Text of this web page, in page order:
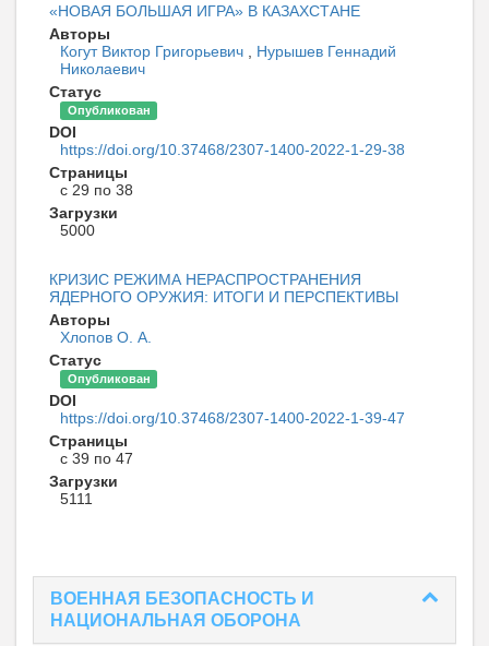
«НОВАЯ БОЛЬШАЯ ИГРА» В КАЗАХСТАНЕ
Авторы
Когут Виктор Григорьевич
Нурышев Геннадий
Николаевич
Статус
Опубликован
DOI
https://doi.org/10.37468/2307-1400-2022-1-29-38
Страницы
с 29 по 38
Загрузки
5000
КРИЗИС РЕЖИМА НЕРАСПРОСТРАНЕНИЯ
ЯДЕРНОГО ОРУЖИЯ: ИТОГИ И ПЕРСПЕКТИВЫ
Авторы
Хлопов О. А.
Статус
Опубликован
DOI
https://doi.org/10.37468/2307-1400-2022-1-39-47
Страницы
с 39 по 47
Загрузки
5111
ВОЕННАЯ БЕЗОПАСНОСТЬ И
НАЦИОНАЛЬНАЯ ОБОРОНА